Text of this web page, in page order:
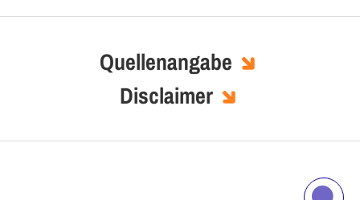
Quellenangabe
Disclaimer